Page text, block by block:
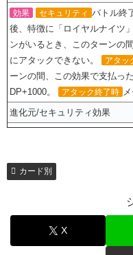
効果 セキュリティ バトル終
後、特徴に「ロイヤルナイツ
ンがいるとき、このターンの
にアタックできない。
アタッ
ーンの間、この効果で支払っ
DP+1000。
アタック終了時
進化元/セキュリティ効果
カード別
X